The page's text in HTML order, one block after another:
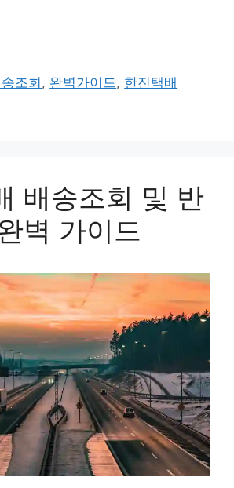
조회 , 완벽가이드, 한진택배
배송조회 및 반
벽 가이드